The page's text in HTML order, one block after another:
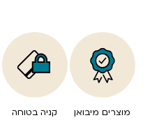
מוצרים מיבואן קניה בטוחה